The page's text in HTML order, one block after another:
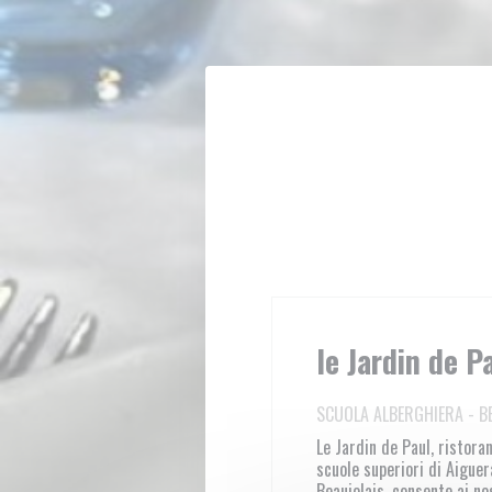
Personalizzazione delle tue scelte sui cookie
le Jardin de
SCUOLA ALBERGHIERA -
Le Jardin de Paul,
scuole superiori di